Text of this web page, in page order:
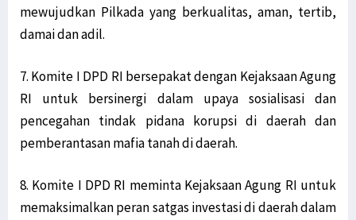
mewujudkan Pilkada yang berkualitas, aman, tertib,
damai dan adil.
7. Komite I DPD RI bersepakat dengan Kejaksaan Agung
RI untuk bersinergi dalam upaya sosialisasi dan
pencegahan tindak pidana korupsi di daerah dan
pemberantasan mafia tanah di daerah.
8. Komite I DPD RI meminta Kejaksaan Agung RI untuk
memaksimalkan peran satgas investasi di daerah dalam